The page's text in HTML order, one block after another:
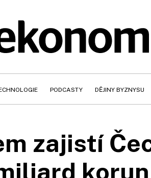
PODCASTY DĚJINY BYZNYSU
zajistí
korun